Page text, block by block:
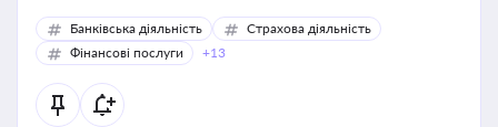
Банківська діяльність
Страхова діяльність
Фінансові послуги
+13